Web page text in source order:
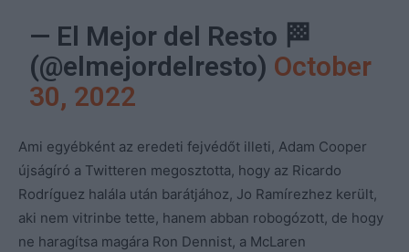
— El Mejor del Resto 🏁
(@elmejordelresto) October
30, 2022
Ami egyébként az eredeti fejvédőt illeti, Adam Cooper
újságíró a Twitteren megosztotta, hogy az Ricardo
Rodríguez halála után barátjához, Jo Ramírezhez került,
aki nem vitrinbe tette, hanem abban robogózott, de hogy
ne haragítsa magára Ron Dennist, a McLaren